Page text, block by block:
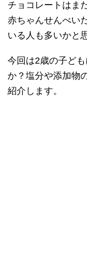
チョコレートはま
赤ちゃんせんべい
いる人も多いかと
今回は2歳の子ど
か？塩分や添加物
紹介します。